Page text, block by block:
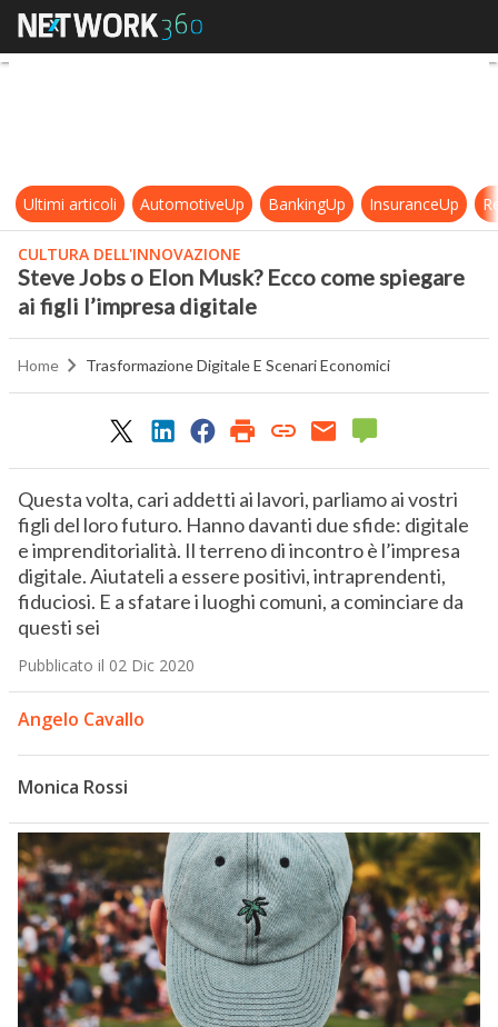
Steve Jobs o Elon Musk? Ecco
Ultimi articoli AutomotiveUp BankingUp InsuranceUp
CULTURA DELL'INNOVAZIONE
Steve Jobs o Elon Musk? Ecco come spiegare
ai figli l’impresa digitale
Home Trasformazione Digitale E Scenari Economici
Questa volta, cari addetti ai lavori, parliamo ai vostri
figli del loro futuro. Hanno davanti due sfide: digitale
e imprenditorialità. Il terreno di incontro è l’impresa
digitale. Aiutateli a essere positivi, intraprendenti,
fiduciosi. E a sfatare i luoghi comuni, a cominciare da
questi sei
Pubblicato il 02 Dic 2020
Angelo Cavallo
Monica Rossi